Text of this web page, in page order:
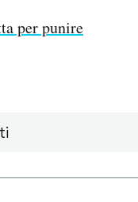
per punire